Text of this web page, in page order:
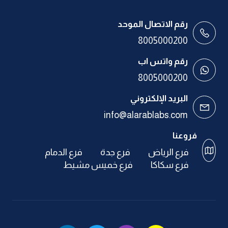
رقم الاتصال الموحد
8005000200
رقم واتس اب
8005000200
البريد الإلكتروني
info@alarablabs.com
فروعنا
فرع الرياض فرع جدة
فرع الدمام
فرع سكاكا
فرع خميس مشيط